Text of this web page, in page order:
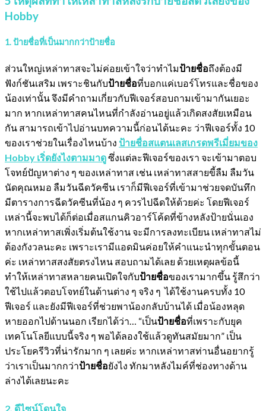
Hobby
1. ป้ายชื่อที่เป็นมากกว่าป้ายชื่อ
ส่วนใหญ่เหล่าทาสจะไม่ค่อยเข้าใจว่าทำไมป้ายชื่อถึงต้องมี
ฟังก์ชันเสริม เพราะชินกับป้ายชื่อที่บอกแค่เบอร์โทรและชื่อของ
น้องเท่านั้น จึงมีคำถามเกี่ยวกับฟีเจอร์สอบถามเข้ามากันเยอะ
มาก หากเหล่าทาสคนไหนที่กำลังอ่านอยู่แล้วเกิดสงสัยเหมือน
กัน สามารถเข้าไปอ่านบทความนี้ก่อนได้นะคะ ว่าฟีเจอร์ทั้ง 10
ของเราช่วยในเรื่องไหนบ้าง ป้ายชื่อสแตนเลสเกรดพรีเมี่ยมของ
Hobby เริ่ดยังไงตามมาดูซึ่งแต่ละฟีเจอร์ของเรา จะเข้ามาตอบ
โจทย์ปัญหาต่าง ๆ ของเหล่าทาส เช่น เหล่าทาสสายขี้ลืม ลืมวัน
นัดคุณหมอ ลืมวันฉีดวัคซีน เราก็มีฟีเจอร์ที่เข้ามาช่วยจดบันทึก
มีตารางการฉีดวัคซีนที่น้อง ๆ ควรไปฉีดให้ด้วยค่ะ โดยฟีเจอร์
เหล่านี้จะพบได้ก็ต่อเมื่อสแกนคิวอาร์โค้ดที่ข้างหลังป้ายนั่นเอง
หากเหล่าทาสเพิ่งเริ่มต้นใช้งาน จะมีการลงทะเบียน เหล่าทาสไม่
ต้องกังวลนะคะ เพราะเรามีแอดมินค่อยให้คำแนะนำทุกขั้นตอน
ค่ะ เหล่าทาสสงสัยตรงไหน สอบถามได้เลย ด้วยเหตุผลข้อนี้
ทำให้เหล่าทาสหลายคนเปิดใจกับป้ายชื่อของเรามากขึ้น รู้สึกว่า
ใช้ไปแล้วตอบโจทย์ในด้านต่าง ๆ จริง ๆ ได้ใช้งานครบทั้ง 10
ฟีเจอร์ และยังมีฟีเจอร์ที่ช่วยพาน้องกลับบ้านได้ เมื่อน้องหลุด
หายออกไปด้านนอก เรียกได้ว่า… “เป็นป้ายชื่อที่เพราะกับยุค
เทคโนโลยีแบบนี้จริง ๆ พอได้ลองใช้แล้วดูทันสมัยมาก” เป็น
ประโยครีวิวที่น่ารักมาก ๆ เลยค่ะ หากเหล่าทาสท่านอื่นอยากรู้
ว่าเราเป็นมากกว่าป้ายชื่อยังไง ทักมาหลังไมค์ที่ช่องทางด้าน
ล่างได้เลยนะคะ
2. ดีไซน์โดนใจ